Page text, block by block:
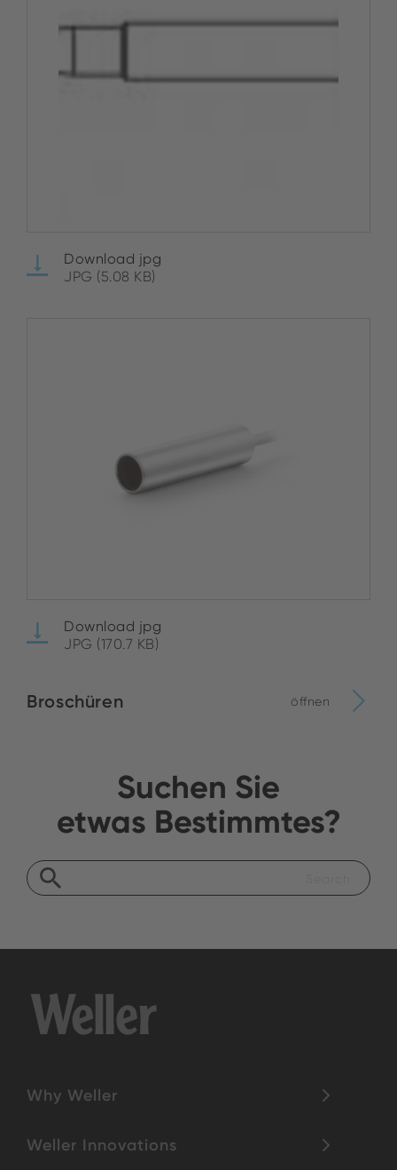
Download jpg
JPG (5.08 KB)
Download jpg
JPG (170.7 KB)
Broschüren öffnen
Suchen Sie
etwas Bestimmtes?
Why Weller
Weller Innovations